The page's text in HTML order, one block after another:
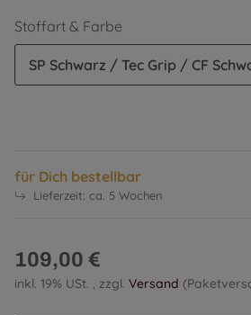
Stoffart & Farbe
SP Schwarz / Tec Grip / CF
für Dich bestellbar
Lieferzeit: ca. 5 Wochen
109,00 €
inkl. 19% USt. , zzgl. Versand